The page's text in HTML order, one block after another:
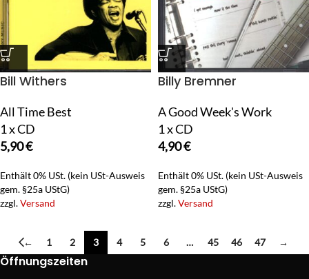
Bill Withers
All Time Best
1 x CD
5,90€
Enthält 0% USt. (kein USt-Ausweis
gem. §25a UStG)
zzgl.Versand
Billy Bremner
A Good Week's Work
1 x CD
4,90€
Enthält 0% USt. (kein USt-Ausweis
gem. §25a UStG)
zzgl.Versand
← 1 2 3 4 5 6 … 45 46 47 →
Öffnungszeiten